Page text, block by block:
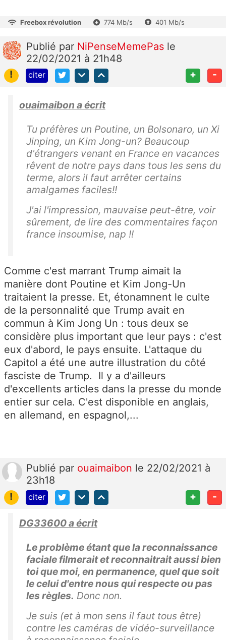
Freebox révolution 774 Mb/s 401 Mb/s
Publié par NiPenseMemePas le
22/02/2021 à 21h48
!
citer + -
ouaimaibon a écrit
Tu préfères un Poutine, un Bolsonaro, un Xi
Jinping, un Kim Jong-un? Beaucoup
d'étrangers venant en France en vacances
rêvent de notre pays dans tous les sens du
terme, alors il faut arrêter certains
amalgames faciles!!
J'ai l'impression, mauvaise peut-être, voir
sûrement, de lire des commentaires façon
france insoumise, nap !!
Comme c'est marrant Trump aimait la
manière dont Poutine et Kim Jong-Un
traitaient la presse. Et, étonamnent le culte
de la personnalité que Trump avait en
commun à Kim Jong Un : tous deux se
considère plus important que leur pays : c'est
eux d'abord, le pays ensuite. L'attaque du
Capitol a été une autre illustration du côté
fasciste de Trump. Il y a d'ailleurs
d'excellents articles dans la presse du monde
entier sur cela. C'est disponible en anglais,
en allemand, en espagnol,...
Publié par ouaimaibon le 22/02/2021 à
23h18
!
citer + -
DG33600 a écrit
Le problème étant que la reconnaissance
faciale filmerait et reconnaitrait aussi bien
toi que moi, en permanence, quel que soit
le celui d'entre nous qui respecte ou pas
les règles. Donc non.
Je suis (et à mon sens il faut tous être)
contre les caméras de vidéo-surveillance